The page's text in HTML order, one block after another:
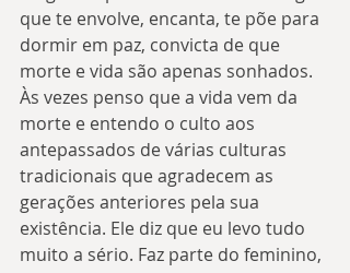
que te envolve, encanta, te põe para
dormir em paz, convicta de que
morte e vida são apenas sonhados.
Às vezes penso que a vida vem da
morte e entendo o culto aos
antepassados de várias culturas
tradicionais que agradecem as
gerações anteriores pela sua
existência. Ele diz que eu levo tudo
muito a sério. Faz parte do feminino,